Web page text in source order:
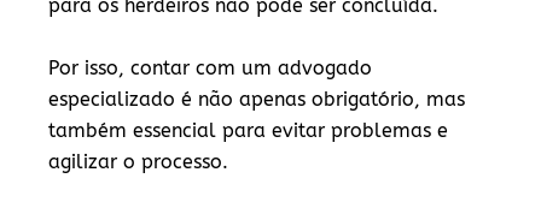
para os herdeiros não pode ser concluída.
Por isso, contar com um advogado
especializado é não apenas obrigatório, mas
também essencial para evitar problemas e
agilizar o processo.